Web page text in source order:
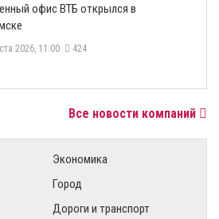
офис ВТБ открылся в
2026, 11:00 424
Все новости компаний
Экономика
Город
Дороги и транспорт